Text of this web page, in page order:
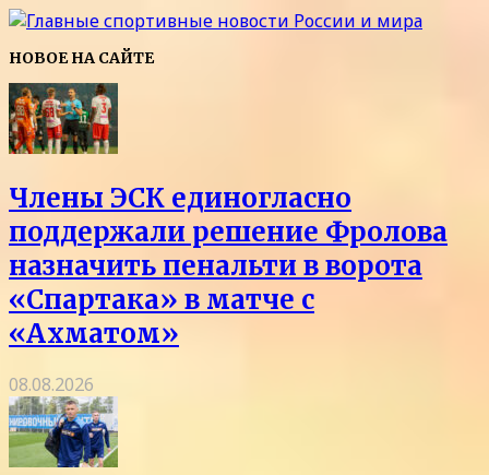
НОВОЕ НА САЙТЕ
Члены ЭСК единогласно
поддержали решение Фролова
назначить пенальти в ворота
«Спартака» в матче с
«Ахматом»
08.08.2026